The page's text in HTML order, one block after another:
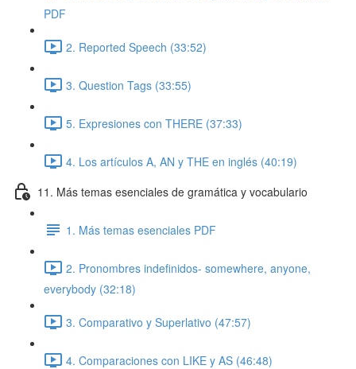
PDF
2. Reported Speech (33:52)
3. Question Tags (33:55)
5. Expresiones con THERE (37:33)
4. Los artículos A, AN y THE en inglés (40:19)
11. Más temas esenciales de gramática y vocabulario
1. Más temas esenciales PDF
2. Pronombres indefinidos- somewhere, anyone,
everybody (32:18)
3. Comparativo y Superlativo (47:57)
4. Comparaciones con LIKE y AS (46:48)